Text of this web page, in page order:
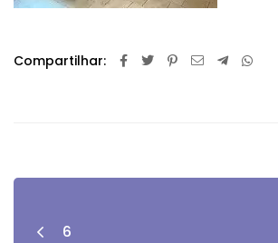
Compartilhar:
6